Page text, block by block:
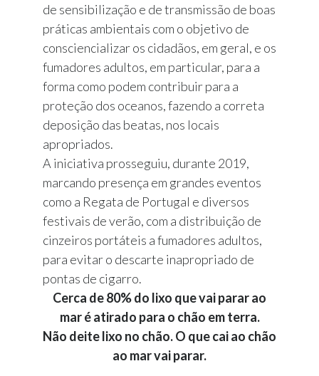
de sensibilização e de transmissão de boas
práticas ambientais com o objetivo de
consciencializar os cidadãos, em geral, e os
fumadores adultos, em particular, para a
forma como podem contribuir para a
proteção dos oceanos, fazendo a correta
deposição das beatas, nos locais
apropriados.
A iniciativa prosseguiu, durante 2019,
marcando presença em grandes eventos
como a Regata de Portugal e diversos
festivais de verão, com a distribuição de
cinzeiros portáteis a fumadores adultos,
para evitar o descarte inapropriado de
pontas de cigarro.
Cerca de 80% do lixo que vai parar ao
mar é atirado para o chão em terra.
Não deite lixo no chão. O que cai ao chão
ao mar vai parar.